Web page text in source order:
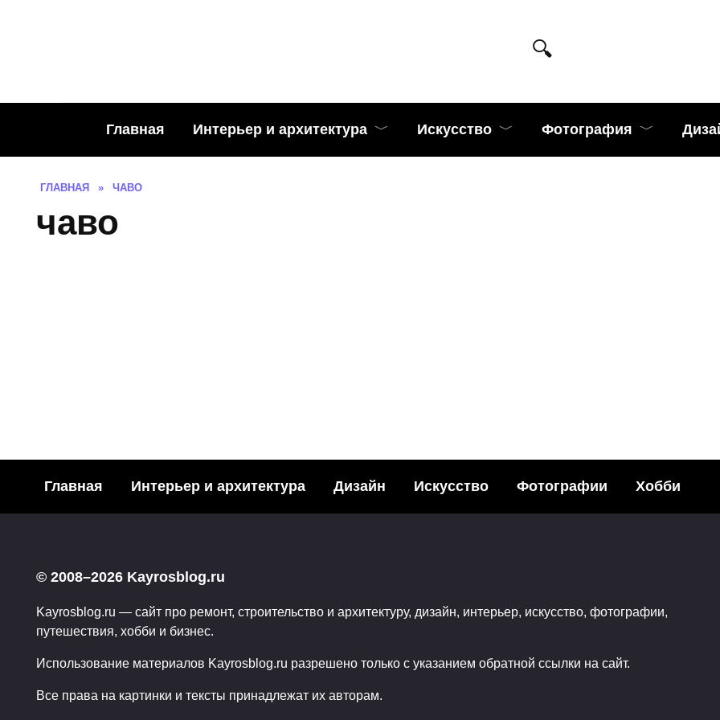
Главная Интерьер и архитектура Искусство Фотография
ГЛАВНАЯ » ЧАВО
чаво
Как писать комментарии?
243 29.09.2011
Главная Интерьер и архитектура Дизайн Искусство Фотографии Хобби
© 2008–2026 Kayrosblog.ru
Kayrosblog.ru — сайт про ремонт, строительство и архитектуру, дизайн, интерьер, искусство, фотографии,
путешествия, хобби и бизнес.
Использование материалов Kayrosblog.ru разрешено только с указанием обратной ссылки на сайт.
Все права на картинки и тексты принадлежат их авторам.